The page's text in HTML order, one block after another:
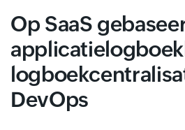
Op SaaS
DevOps